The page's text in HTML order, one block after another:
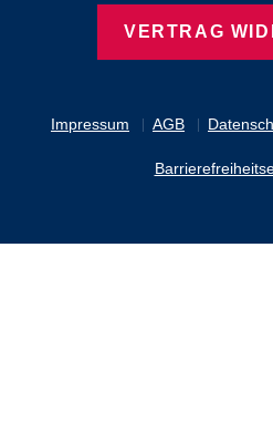
Impressum AGB
VERTRAG